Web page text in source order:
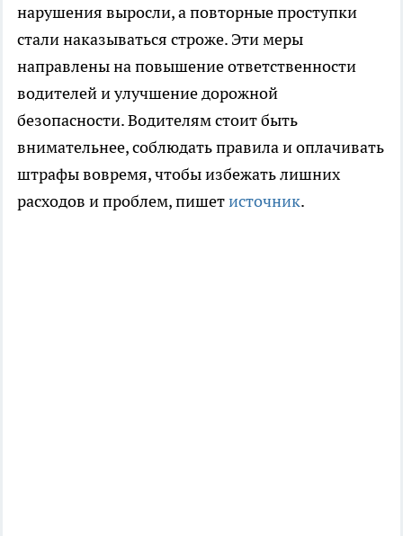
нарушения выросли, а повторные проступки
стали наказываться строже. Эти меры
направлены на повышение ответственности
водителей и улучшение дорожной
безопасности. Водителям стоит быть
внимательнее, соблюдать правила и оплачивать
штрафы вовремя, чтобы избежать лишних
расходов и проблем, пишетисточник.